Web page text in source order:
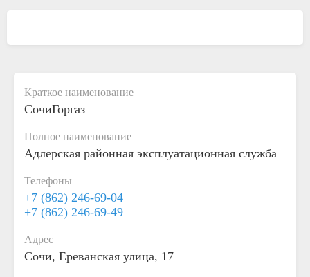
Краткое наименование
СочиГоргаз
Полное наименование
Адлерская районная эксплуатационная служба
Телефоны
+7 (862) 246-69-04
+7 (862) 246-69-49
Адрес
Сочи, Ереванская улица, 17